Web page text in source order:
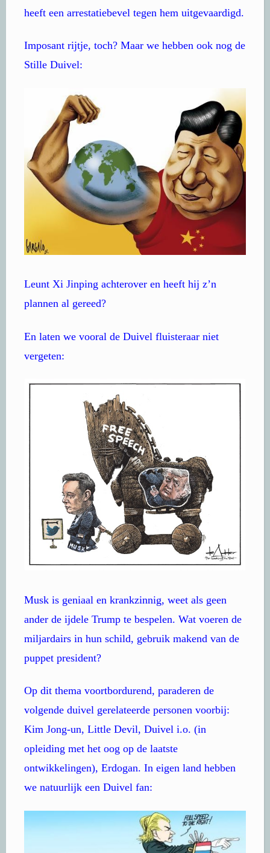
heeft een arrestatiebevel tegen hem uitgevaardigd.
Imposant rijtje, toch? Maar we hebben ook nog de
Stille Duivel:
Leunt Xi Jinping achterover en heeft hij z’n
plannen al gereed?
En laten we vooral de Duivel fluisteraar niet
vergeten:
Musk is geniaal en krankzinnig, weet als geen
ander de ijdele Trump te bespelen. Wat voeren de
miljardairs in hun schild, gebruik makend van de
puppet president?
Op dit thema voortbordurend, paraderen de
volgende duivel gerelateerde personen voorbij:
Kim Jong-un, Little Devil, Duivel i.o. (in
opleiding met het oog op de laatste
ontwikkelingen), Erdogan. In eigen land hebben
we natuurlijk een Duivel fan: